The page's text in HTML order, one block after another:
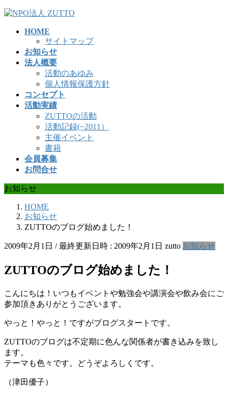
コ
ナ
HOME
サイトマップ
お知らせ
法人概要
活動のあゆみ
個人情報保護方針
コンセプト
活動実績
ZUTTOの活動
活動記録(~2011）
主催イベント
書籍
会員募集
お問合せ
お知らせ
HOME
お知らせ
ZUTTOのブログ始めました！
2009年2月1日 / 最終更新日時 : 2009年2月1日 zutto お知らせ
ZUTTOのブログ始めました！
こんにちは！いつもイベントや勉強会や講演会や飲み会にご
参加頂きありがとうございます。
やっと！やっと！ですがブログスタートです。
ZUTTOのブログは不定期に色んな関係者が書き込みを致し
ます。
テーマも色々です。どうぞよろしくです。
（津田優子）